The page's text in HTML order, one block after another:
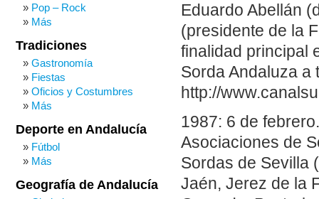
Eduardo Abellán
(presidente de la
finalidad principal
Sorda Andaluza
http://
1987: 6 de
Asociaciones de
Sordas de Sevilla
Jaén, Jerez de la
Pop – Rock
Más
Tradiciones
Gastronomía
Fiestas
Oficios y Costumbres
Más
Deporte en Andalucía
Fútbol
Más
Geografía de Andalucía